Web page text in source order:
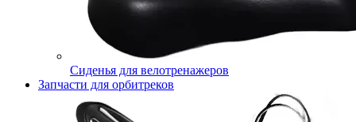
Сиденья для велотренажеров
Запчасти для орбитреков